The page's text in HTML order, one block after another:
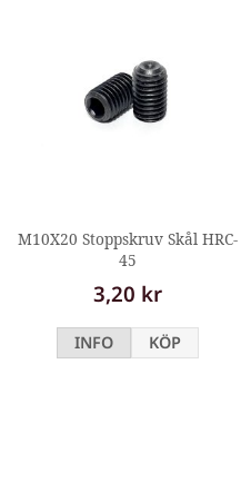
M10X20 Stoppskruv Skål HRC-
45
3,20 kr
INFO KÖP